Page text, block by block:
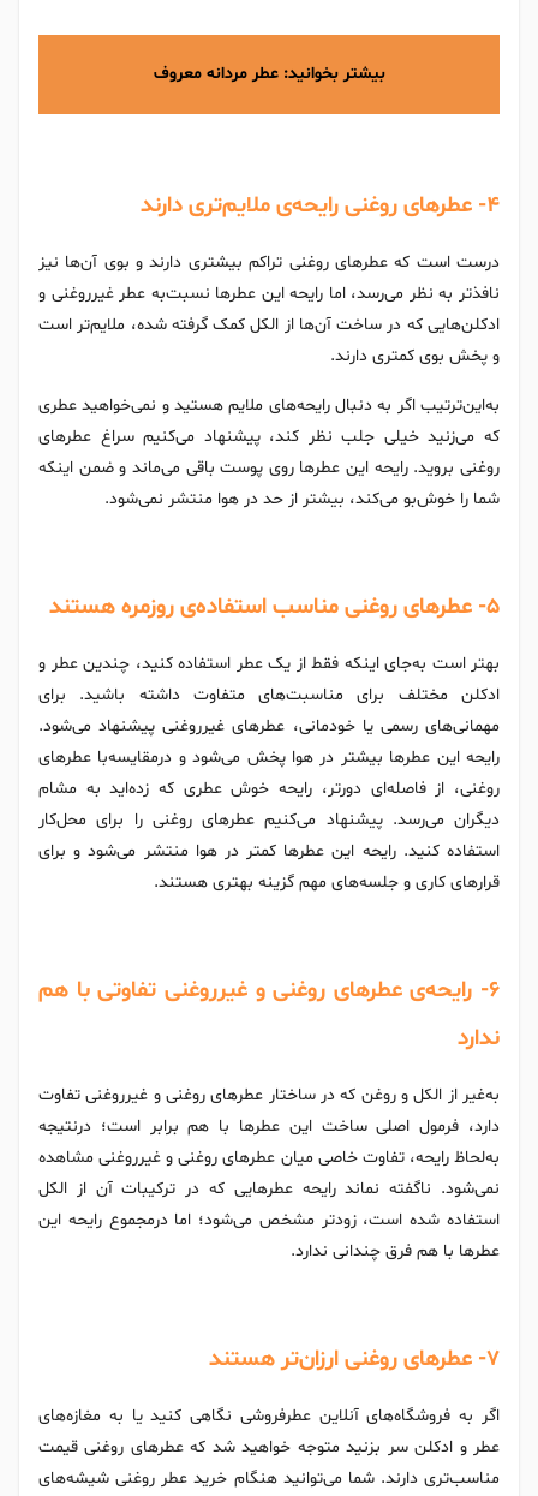
بیشتر بخوانید:عطر مردانه معروف
۴- عطرهای روغنی رایحه‌ی ملایم‌تری دارند
درست است که عطرهای روغنی تراکم بیشتری دارند و بوی آن‌ها نیز
نافذ‌تر به نظر می‌رسد، اما رایحه این عطرها نسبت‌به عطر غیرروغنی و
ادکلن‌هایی که در ساخت آن‌ها از الکل کمک گرفته شده، ملایم‌تر است
و پخش بوی کمتری دارند.
به‌‌این‌ترتیب اگر به دنبال رایحه‌های ملایم‌ هستید و نمی‌خواهید عطری
که می‌زنید خیلی جلب نظر کند، پیشنهاد می‌کنیم سراغ عطرهای
روغنی بروید. رایحه این عطرها روی پوست باقی می‌ماند و ضمن اینکه
شما را خوش‌بو می‌کند، بیشتر از حد در هوا منتشر نمی‌شود.
۵- عطرهای روغنی مناسب استفاده‌ی روزمره هستند
بهتر است به‌جای اینکه فقط از یک عطر استفاده کنید، چندین عطر و
ادکلن مختلف برای مناسبت‌های متفاوت داشته باشید. برای
مهمانی‌های رسمی یا خودمانی، عطرهای غیرروغنی پیشنهاد می‌شود.
رایحه‌ این عطرها بیشتر در هوا پخش می‌شود و درمقایسه‌با عطرهای
روغنی، از فاصله‌ای دورتر، رایحه خوش عطری که زده‌اید به مشام
دیگران می‌رسد. پیشنهاد می‌کنیم عطرهای روغنی را برای محل‌کار
استفاده کنید. رایحه این عطرها کمتر در هوا منتشر می‌شود و برای
قرارهای کاری و جلسه‌های مهم گزینه بهتری هستند.
۶- رایحه‌ی عطرهای روغنی و غیرروغنی تفاوتی با هم
ندارد
به‌غیر از الکل و روغن که در ساختار عطرهای روغنی و غیرروغنی تفاوت
دارد، فرمول اصلی ساخت این عطرها با هم برابر است؛ درنتیجه
به‌لحاظ رایحه، تفاوت خاصی میان عطرهای روغنی و غیرروغنی مشاهده
نمی‌شود. ناگفته نماند رایحه عطرهایی که در ترکیبات آن از الکل
استفاده شده است، زودتر مشخص می‌شود؛ اما درمجموع رایحه این
عطرها با هم فرق چندانی ندارد.
۷- عطرهای روغنی ارزان‌تر هستند
اگر به فروشگاه‌های آنلاین عطرفروشی نگاهی کنید یا به مغازه‌های
عطر و ادکلن سر بزنید متوجه خواهید شد که عطرهای روغنی قیمت
مناسب‌تری دارند. شما می‌توانید هنگام خرید عطر روغنی شیشه‌های